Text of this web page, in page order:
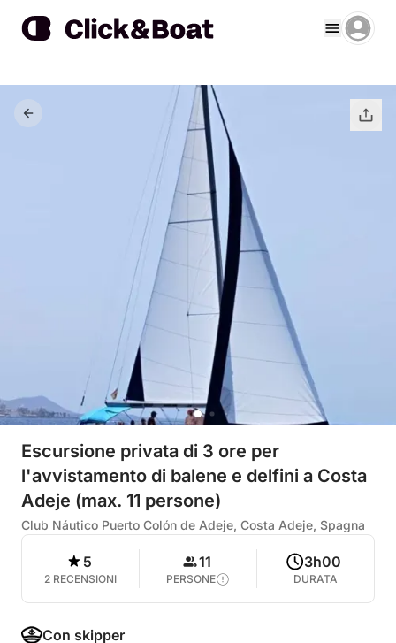
Escursione privata di 3 ore per
l'avvistamento di balene e delfini a Costa
Adeje (max. 11 persone)
Club Náutico Puerto Colón de Adeje, Costa Adeje, Spagna
5
2 RECENSIONI
11
PERSONE
3h00
DURATA
Con skipper